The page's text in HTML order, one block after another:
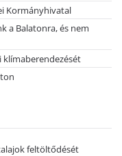
Kormányhivatal
a Balatonra, és nem
feltöltődését